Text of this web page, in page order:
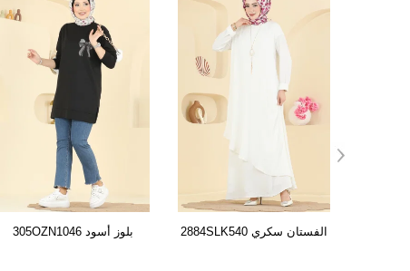
الفستان سكري 2884SLK540 طقم أخضر 330BO429